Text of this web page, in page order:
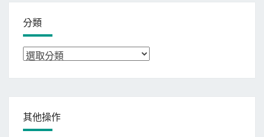
分類
分
其他操作